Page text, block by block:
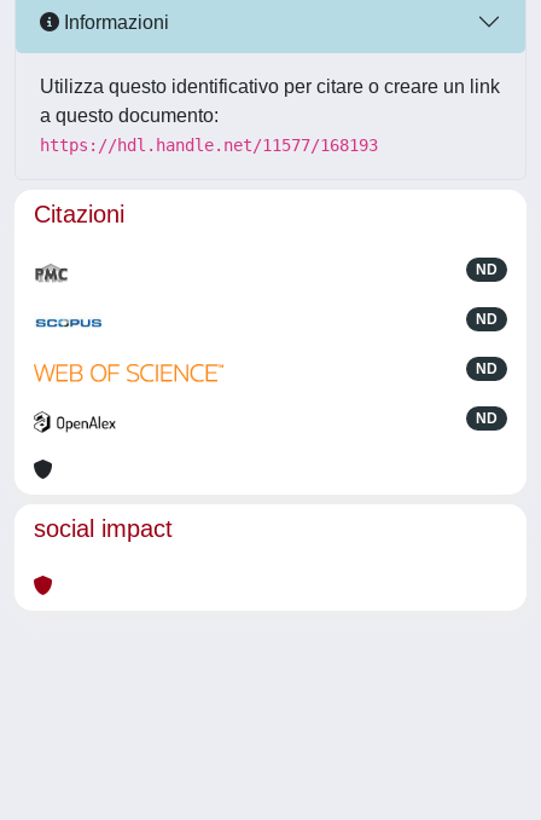
Informazioni
Utilizza questo identificativo per citare o creare un link
a questo documento:
https://hdl.handle.net/11577/168193
Citazioni
ND
ND
ND
ND
social impact